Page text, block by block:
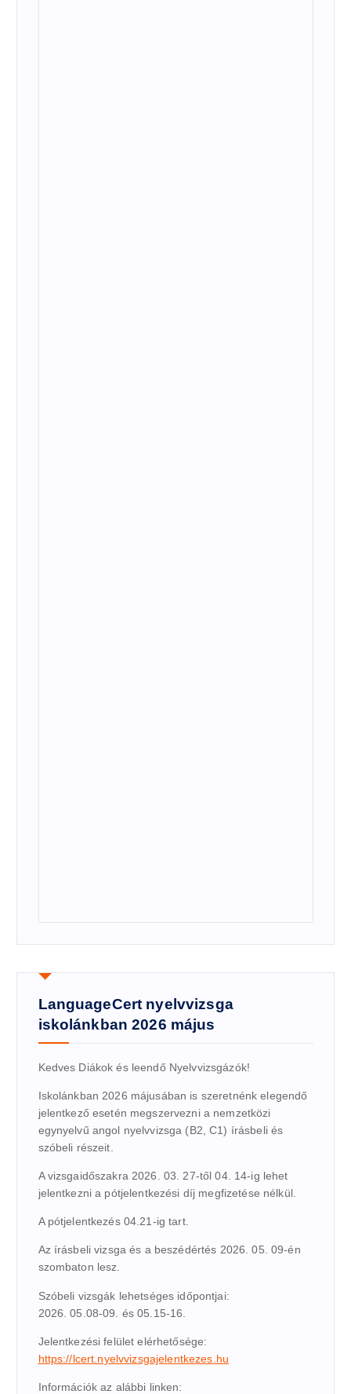
LanguageCert nyelvvizsga
iskolánkban 2026 május
Kedves Diákok és leendő Nyelvvizsgázók!
Iskolánkban 2026 májusában is szeretnénk elegendő
jelentkező esetén megszervezni a nemzetközi
egynyelvű angol nyelvvizsga (B2, C1) írásbeli és
szóbeli részeit.
A vizsgaidőszakra 2026. 03. 27-től 04. 14-ig lehet
jelentkezni a pótjelentkezési díj megfizetése nélkül.
A pótjelentkezés 04.21-ig tart.
Az írásbeli vizsga és a beszédértés 2026. 05. 09-én
szombaton lesz.
Szóbeli vizsgák lehetséges időpontjai:
2026. 05.08-09. és 05.15-16.
Jelentkezési felület elérhetősége:
https://lcert.nyelvvizsgajelentkezes.hu
Információk az alábbi linken: